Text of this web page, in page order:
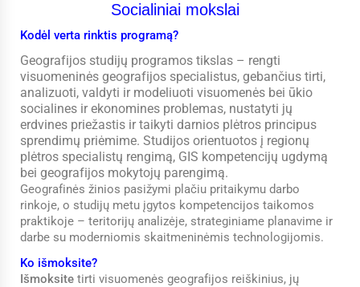
Socialiniai mokslai
Kodėl verta rinktis programą?
Geografijos studijų programos tikslas – rengti
visuomeninės geografijos specialistus, gebančius tirti,
analizuoti, valdyti ir modeliuoti visuomenės bei ūkio
socialines ir ekonomines problemas, nustatyti jų
erdvines priežastis ir taikyti darnios plėtros principus
sprendimų priėmime. Studijos orientuotos į regionų
plėtros specialistų rengimą, GIS kompetencijų ugdymą
bei geografijos mokytojų parengimą.
Geografinės žinios pasižymi plačiu pritaikymu darbo
rinkoje, o studijų metu įgytos kompetencijos taikomos
praktikoje – teritorijų analizėje, strateginiame planavime ir
darbe su moderniomis skaitmeninėmis technologijomis.
Ko išmoksite?
Išmoksite tirti visuomenės geografijos reiškinius, jų